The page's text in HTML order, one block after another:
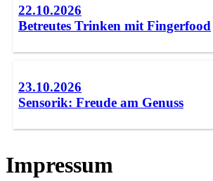
22.10.2026
Betreutes Trinken mit Fingerfood
23.10.2026
Sensorik: Freude am Genuss
Impressum